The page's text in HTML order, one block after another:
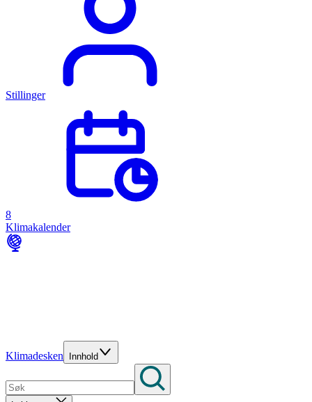
Stillinger
8
Klimakalender
Klimadesken Innhold